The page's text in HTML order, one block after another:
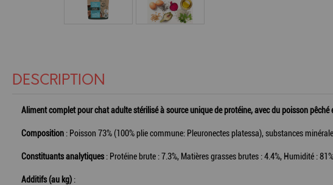
DESCRIPTION
Aliment complet pour chat adulte stérilisé à source unique de protéine, avec du poisson pêché
Composition : Poisson 73% (100% plie commune: Pleuronectes platessa), substances
Constituants analytiques: Protéine brute : 7.3%, Matières grasses brutes : 4.4%, Humidité :
Additifs (au kg) :